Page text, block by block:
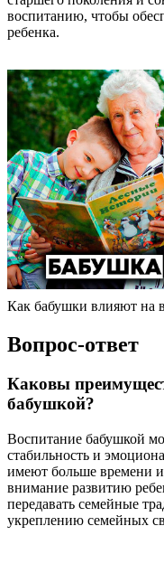
воспитанию, чтобы
ребенка.
Как бабушки влияют на
Вопрос-ответ
Каковы
бабушкой?
Воспитание бабушкой
стабильность и
имеют больше времени и
внимание развитию
передавать семейные
укреплению семейных